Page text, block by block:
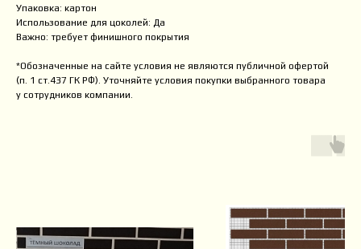
Упаковка: картон
Использование для цоколей: Да
Важно: требует финишного покрытия
*Обозначенные на сайте условия не являются публичной офертой
(п. 1 ст.437 ГК РФ). Уточняйте условия покупки выбранного товара
у сотрудников компании.